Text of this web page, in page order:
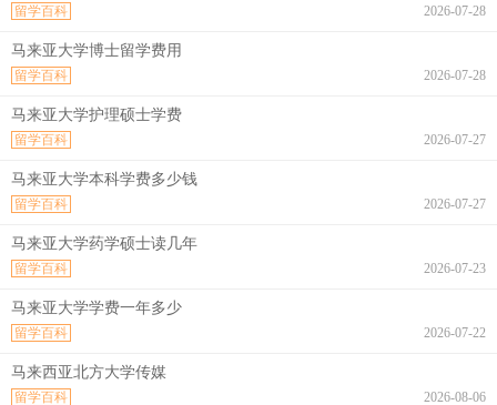
2026-07-28
留学百科
马来亚大学博士留学费用
2026-07-28
留学百科
马来亚大学护理硕士学费
2026-07-27
留学百科
马来亚大学本科学费多少钱
2026-07-27
留学百科
马来亚大学药学硕士读几年
2026-07-23
留学百科
马来亚大学学费一年多少
2026-07-22
留学百科
马来西亚北方大学传媒
2026-08-06
留学百科